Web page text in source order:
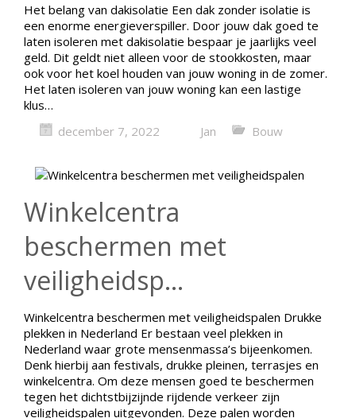
Het belang van dakisolatie Een dak zonder isolatie is
een enorme energieverspiller. Door jouw dak goed te
laten isoleren met dakisolatie bespaar je jaarlijks veel
geld. Dit geldt niet alleen voor de stookkosten, maar
ook voor het koel houden van jouw woning in de zomer.
Het laten isoleren van jouw woning kan een lastige
klus…
december 7, 2022
Jan Bouw
Winkelcentra
beschermen met
veiligheidsp...
Winkelcentra beschermen met veiligheidspalen Drukke
plekken in Nederland Er bestaan veel plekken in
Nederland waar grote mensenmassa’s bijeenkomen.
Denk hierbij aan festivals, drukke pleinen, terrasjes en
winkelcentra. Om deze mensen goed te beschermen
tegen het dichtstbijzijnde rijdende verkeer zijn
veiligheidspalen uitgevonden. Deze palen worden